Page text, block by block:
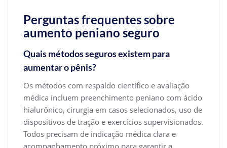
Perguntas frequentes sobre
aumento peniano seguro
Quais métodos seguros existem para
aumentar o pênis?
Os métodos com respaldo científico e avaliação
médica incluem preenchimento peniano com ácido
hialurônico, cirurgia em casos selecionados, uso de
dispositivos de tração e exercícios supervisionados.
Todos precisam de indicação médica clara e
acompanhamento próximo para garantir a